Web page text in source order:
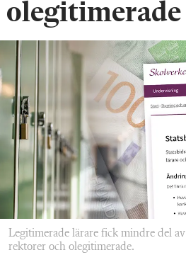
olegitimerade
Legitimerade lärare fick mindre del
rektorer och olegitimerade.